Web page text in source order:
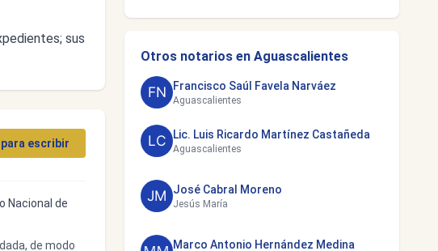
sus
escribir
Nacional de
de modo
Otros notarios en Aguascalientes
Francisco Saúl Favela Narváez
Aguascalientes
Lic. Luis Ricardo Martínez Castañeda
Aguascalientes
José Cabral Moreno
Jesús María
Marco Antonio Hernández Medina